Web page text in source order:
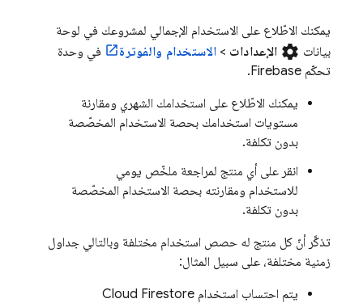
يمكنك الاطّلاع على الاستخدام الإجمالي لمشروعك في لوحة
بيانات settings الإعدادات >الاستخدام والفوترة
في وحدة
تحكّم Firebase
.
يمكنك الاطّلاع على استخدامك الشهري ومقارنة
مستويات استخدامك بحصة الاستخدام المخصّصة
بدون تكلفة.
انقر على أي منتج لمراجعة ملخّص يومي
للاستخدام ومقارنته بحصة الاستخدام المخصّصة
بدون تكلفة.
تذكَّر أنّ كل منتج له حصص استخدام مختلفة وبالتالي جداول
زمنية مختلفة، على سبيل المثال:
يتم احتساب استخدام Cloud Firestore